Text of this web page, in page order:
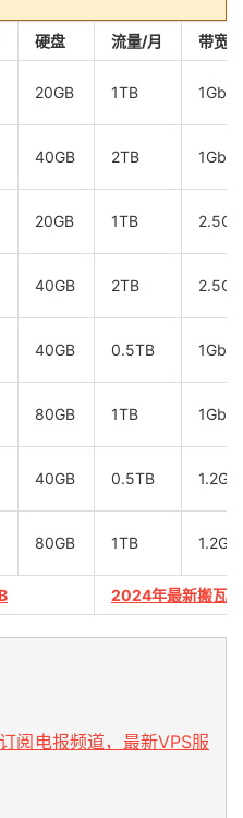
硬盘 流量/月 带宽
20GB 1TB 1Gbps
40GB 2TB 1Gbps
20GB 1TB
40GB 2TB
40GB 0.5TB 1Gbps
80GB 1TB 1Gbps
40GB 0.5TB
80GB 1TB
2024年最新搬瓦
阅电报频道，最新VPS服